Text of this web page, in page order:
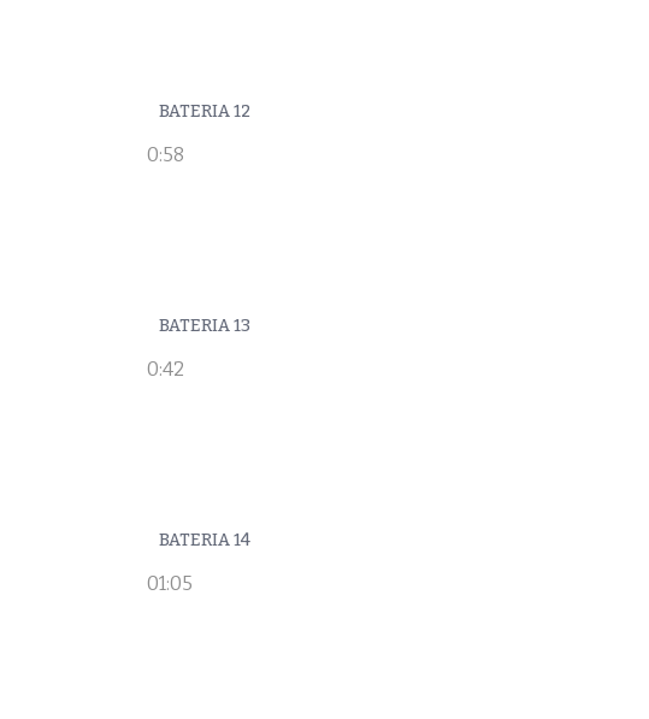
BATERIA 12
0:58
BATERIA 13
0:42
BATERIA 14
01:05